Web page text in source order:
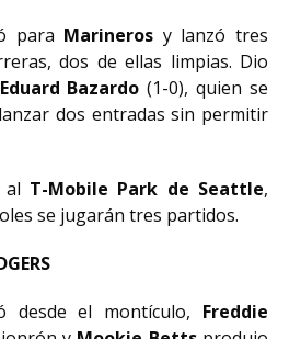
para Marineros y lanzó tres
dos de ellas limpias. Dio
Eduard Bazardo (1-0), quien se
dos entradas sin permitir
al T-Mobile Park de Seattle,
se jugarán tres partidos.
desde el montículo, Freddie